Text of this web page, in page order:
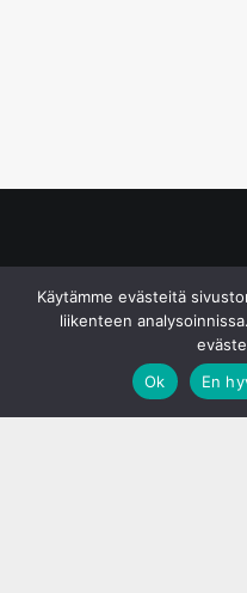
Käytämme evästeitä
liikenteen
Ok
En